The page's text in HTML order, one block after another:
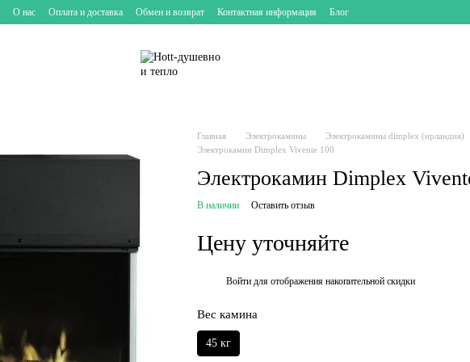
О нас Оплата и доставка Обмен и возврат Контактная информация Блог
Главная Электрокамины Электрокамины dimplex (ирландия)
Электрокамин Dimplex Vivente 100
Электрокамин Dimplex
В наличии Оставить отзыв
Цену уточняйте
Войти для отображения накопительной скидки
Вес камина
45 кг